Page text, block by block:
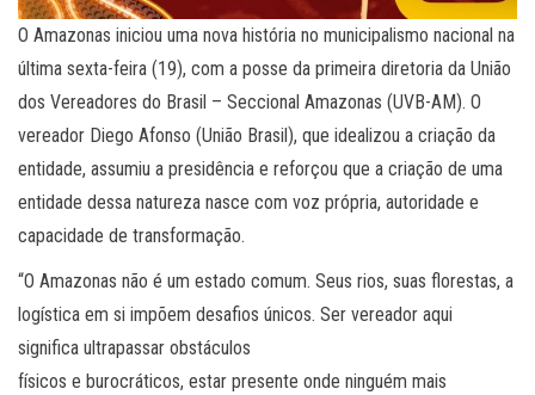
O Amazonas iniciou uma nova história no municipalismo nacional na
última sexta-feira (19), com a posse da primeira diretoria da União
dos Vereadores do Brasil – Seccional Amazonas (UVB-AM). O
vereador Diego Afonso (União Brasil), que idealizou a criação da
entidade, assumiu a presidência e reforçou que a criação de uma
entidade dessa natureza nasce com voz própria, autoridade e
capacidade de transformação.
“O Amazonas não é um estado comum. Seus rios, suas florestas, a
logística em si impõem desafios únicos. Ser vereador aqui
significa ultrapassar obstáculos
físicos e burocráticos, estar presente onde ninguém mais